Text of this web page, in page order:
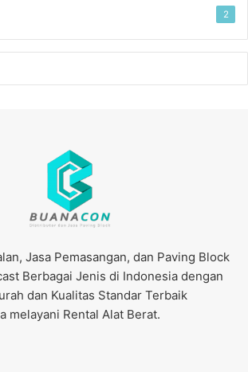
2
Jasa Pemasangan, dan Paving Block
Berbagai Jenis di Indonesia dengan
dan Kualitas Standar Terbaik
melayani Rental Alat Berat.